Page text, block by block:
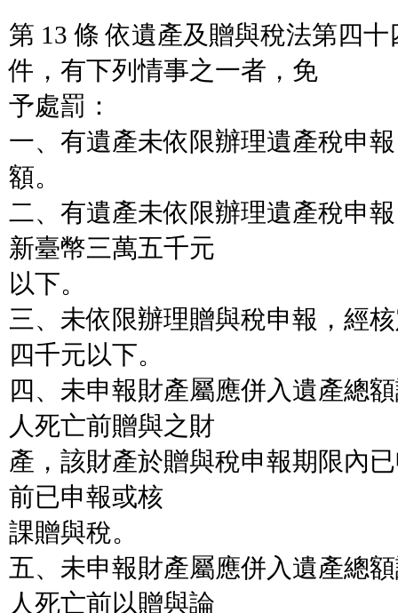
第 13 條 依遺產及贈與稅法第四
件，有下列情事之一者，免
予處罰：
一、有遺產未依限辦理遺產稅申
額。
二、有遺產未依限辦理遺產稅申
新臺幣三萬五千元
以下。
三、未依限辦理贈與稅申報，經
四千元以下。
四、未申報財產屬應併入遺產總
人死亡前贈與之財
產，該財產於贈與稅申報期限內
前已申報或核
課贈與稅。
五、未申報財產屬應併入遺產總
人死亡前以贈與論